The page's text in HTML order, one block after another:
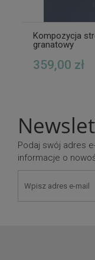
Kompozycja
granatowy
359,00 zł
Podaj swój adres
informacje o